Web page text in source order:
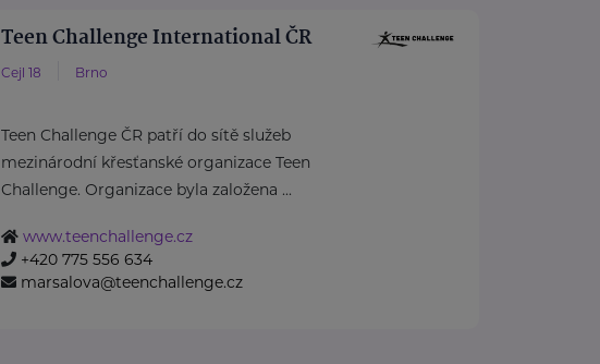
Teen Challenge International ČR
Cejl 18 Brno
Teen Challenge ČR patří do sítě služeb
mezinárodní křesťanské organizace Teen
Challenge. Organizace byla založena ...
www.teenchallenge.cz
+420 775 556 634
marsalova@teenchallenge.cz